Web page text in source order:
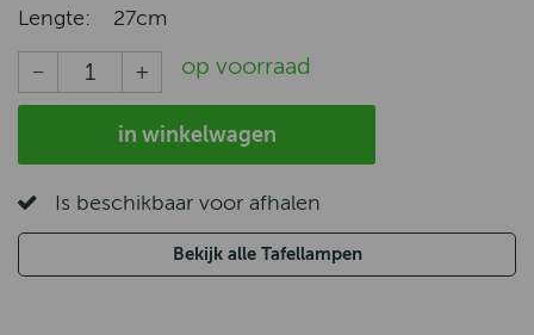
Lengte:
27cm
op voorraad
in winkelwagen
Is beschikbaar voor afhalen
Bekijk alle Tafellampen